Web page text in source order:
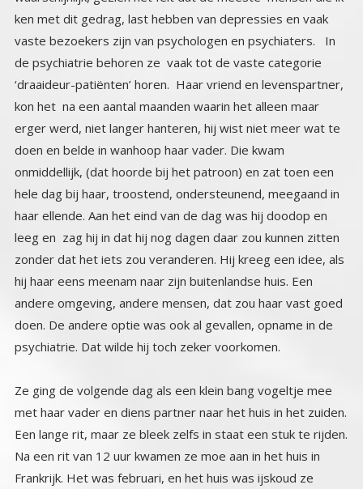
psychiatrie. Dat wilde hij toch zeker voorkomen.
Ze ging de volgende dag als een klein bang vogeltje mee
met haar vader en diens partner naar het huis in het zuiden.
Een lange rit, maar ze bleek zelfs in staat een stuk te rijden.
Na een rit van 12 uur kwamen ze moe aan in het huis in
Frankrijk. Het was februari, en het huis was ijskoud ze
waren er maanden niet geweest. Ze waren moe, want ze
waren met twee auto’s teruggereden. Thuisgekomen
moest er nog gegeten worden. Dus auto uitpakken, poezen
eten geven en laten wennen, en het huis warmen. Maar al
na een kwartier begon de dochter te klagen, dat ze het zo